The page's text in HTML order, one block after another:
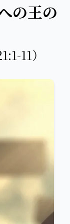
の王の
11）